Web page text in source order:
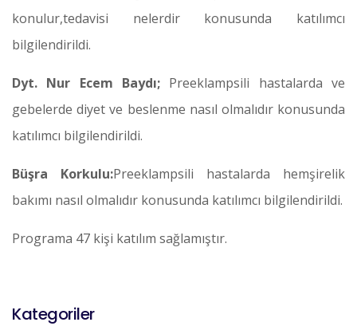
konulur,tedavisi nelerdir konusunda katılımcı
bilgilendirildi.
Dyt. Nur Ecem Baydı; Preeklampsili hastalarda ve
gebelerde diyet ve beslenme nasıl olmalıdır konusunda
katılımcı bilgilendirildi.
Büşra Korkulu:Preeklampsili hastalarda hemşirelik
bakımı nasıl olmalıdır konusunda katılımcı bilgilendirildi.
Programa 47 kişi katılım sağlamıştır.
Kategoriler